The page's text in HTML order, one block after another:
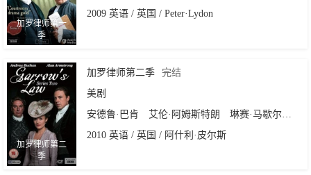
加罗律师第一
季
2009 英语 / 英国 / Peter·Lydon
加罗律师第二
季
加罗律师第二季
完结
美剧
安德鲁·巴肯
艾伦·阿姆斯特朗 琳赛·马歇尔
2010 英语 / 英国 / 阿什利·皮尔斯